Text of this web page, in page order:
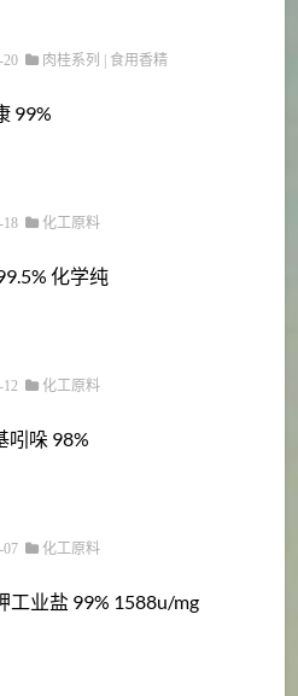
20 肉桂系列 食用香精
99%
18 化工原料
化学纯
12 化工原料
吲哚 98%
07 化工原料
工业盐 99% 1588u/mg